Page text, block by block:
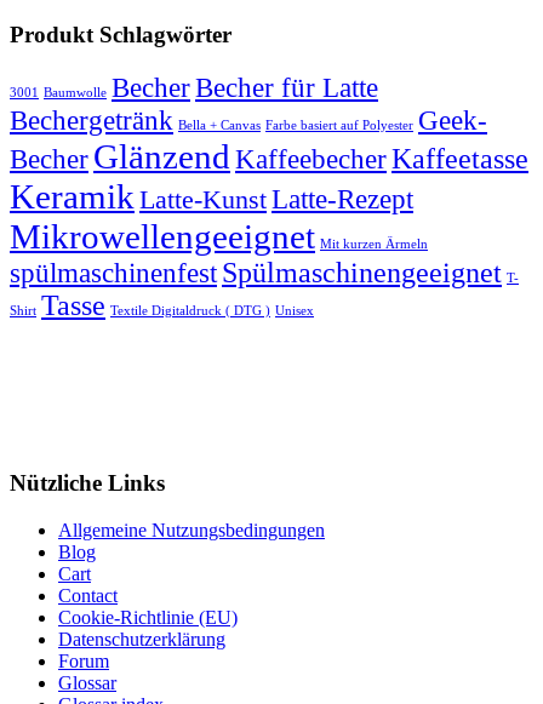
Produkt Schlagwörter
3001 Baumwolle BecherBecher für Latte
Bechergetränk Bella + Canvas Farbe basiert auf Polyester Geek-
BecherGlänzend KaffeebecherKaffeetasse
Keramik Latte-KunstLatte-Rezept
Mikrowellengeeignet Mit kurzen Ärmeln
spülmaschinenfestSpülmaschinengeeignet T-
Shirt Tasse Textile Digitaldruck ( DTG ) Unisex
Nützliche Links
Allgemeine Nutzungsbedingungen
Blog
Cart
Contact
Cookie-Richtlinie (EU)
Datenschutzerklärung
Forum
Glossar